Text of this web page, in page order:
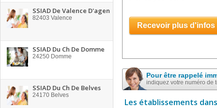
SSIAD De Valence D'agen
82403 Valence
SSIAD Du Ch De Domme
24250 Domme
SSIAD Du Ch De Belves
24170 Belves
Recevoir plus d'infos
Pour être rappelé
indiquez votre numéro de
Les établissements